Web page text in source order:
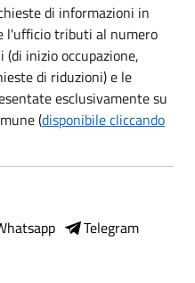
di informazioni in
l'ufficio tributi al numero
inizio occupazione,
di riduzioni) e le
esclusivamente su
(disponibile cliccando
Telegram